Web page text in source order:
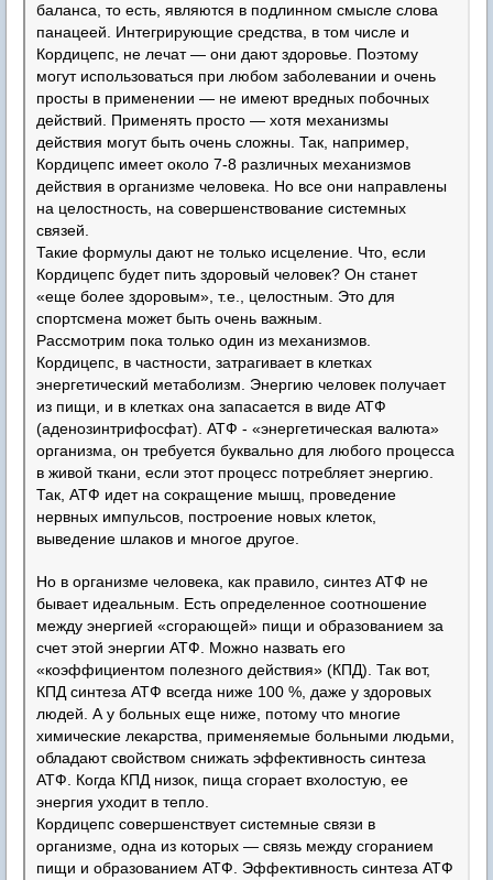
баланса, то есть, являются в подлинном смысле слова
панацеей. Интегрирующие средства, в том числе и
Кордицепс, не лечат — они дают здоровье. Поэтому
могут использоваться при любом заболевании и очень
просты в применении — не имеют вредных побочных
действий. Применять просто — хотя механизмы
действия могут быть очень сложны. Так, например,
Кордицепс имеет около 7-8 различных механизмов
действия в организме человека. Но все они направлены
на целостность, на совершенствование системных
связей.
Такие формулы дают не только исцеление. Что, если
Кордицепс будет пить здоровый человек? Он станет
«еще более здоровым», т.е., целостным. Это для
спортсмена может быть очень важным.
Рассмотрим пока только один из механизмов.
Кордицепс, в частности, затрагивает в клетках
энергетический метаболизм. Энергию человек получает
из пищи, и в клетках она запасается в виде АТФ
(аденозинтрифосфат). АТФ - «энергетическая валюта»
организма, он требуется буквально для любого процесса
в живой ткани, если этот процесс потребляет энергию.
Так, АТФ идет на сокращение мышц, проведение
нервных импульсов, построение новых клеток,
выведение шлаков и многое другое.
Но в организме человека, как правило, синтез АТФ не
бывает идеальным. Есть определенное соотношение
между энергией «сгорающей» пищи и образованием за
счет этой энергии АТФ. Можно назвать его
«коэффициентом полезного действия» (КПД). Так вот,
КПД синтеза АТФ всегда ниже 100 %, даже у здоровых
людей. А у больных еще ниже, потому что многие
химические лекарства, применяемые больными людьми,
обладают свойством снижать эффективность синтеза
АТФ. Когда КПД низок, пища сгорает вхолостую, ее
энергия уходит в тепло.
Кордицепс совершенствует системные связи в
организме, одна из которых — связь между сгоранием
пищи и образованием АТФ. Эффективность синтеза АТФ